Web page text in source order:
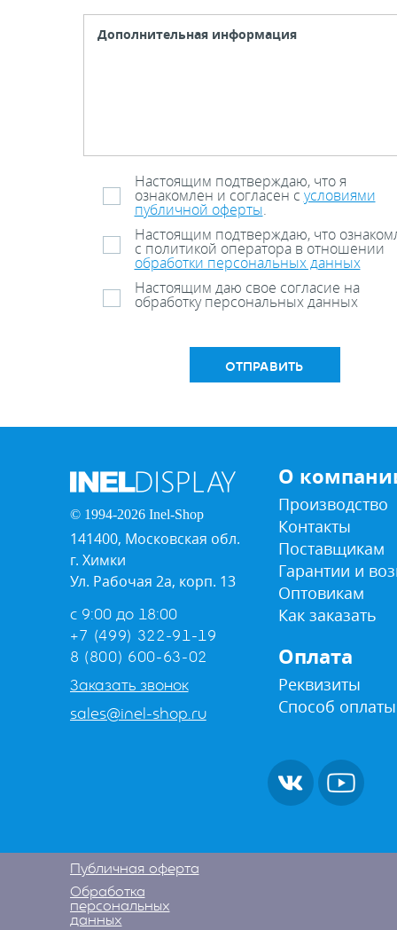
Настоящим подтверждаю, что я
ознакомлен и согласен с условиями
публичной оферты.
Настоящим подтверждаю, что
с политикой оператора в отношении
обработки персональных данных
Настоящим даю свое согласие на
обработку персональных данных
ОТПРАВИТЬ
© 1994-2026 Inel-Shop
141400, Московская обл.
г. Химки
Ул. Рабочая 2а, корп. 13
с 9:00 до 18:00
+7 (499) 322-91-19
8 (800) 600-63-02
Заказать звонок
sales@inel-shop.ru
О
Производство
Контакты
Поставщикам
Гарантии и
Оптовикам
Как заказать
Оплата
Реквизиты
Способ оплаты
Публичная оферта
Обработка
персональных
данных